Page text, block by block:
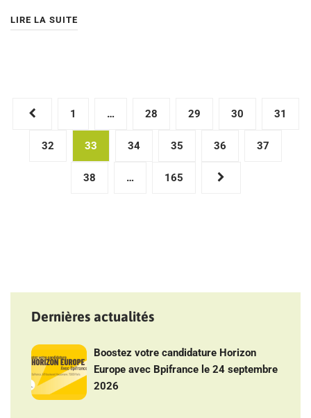
LIRE LA SUITE
Pagination
publications
1 … 28 29 30 31
32 33 34 35 36 37
38 … 165
Dernières actualités
Boostez votre candidature Horizon
Europe avec Bpifrance le 24 septembre
2026